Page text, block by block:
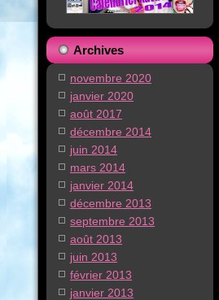
Archives
novembre 2020
janvier 2020
août 2017
décembre 2014
juin 2014
mars 2014
janvier 2014
décembre 2013
septembre 2013
août 2013
juin 2013
février 2013
janvier 2013